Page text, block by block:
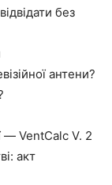
без
антени?
— VentCalc V. 2
акт